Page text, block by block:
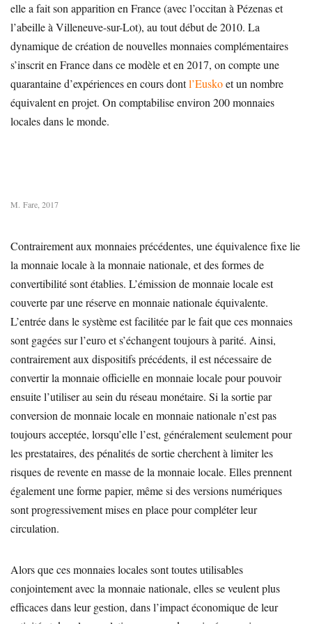
elle a fait son apparition en France (avec l’occitan à Pézenas et
l’abeille à Villeneuve-sur-Lot), au tout début de 2010. La
dynamique de création de nouvelles monnaies complémentaires
s’inscrit en France dans ce modèle et en 2017, on compte une
quarantaine d’expériences en cours dontl’Euskoet un nombre
équivalent en projet. On comptabilise environ 200 monnaies
locales dans le monde.
M. Fare, 2017
Contrairement aux monnaies précédentes, une équivalence fixe lie
la monnaie locale à la monnaie nationale, et des formes de
convertibilité sont établies. L’émission de monnaie locale est
couverte par une réserve en monnaie nationale équivalente.
L’entrée dans le système est facilitée par le fait que ces monnaies
sont gagées sur l’euro et s’échangent toujours à parité. Ainsi,
contrairement aux dispositifs précédents, il est nécessaire de
convertir la monnaie officielle en monnaie locale pour pouvoir
ensuite l’utiliser au sein du réseau monétaire. Si la sortie par
conversion de monnaie locale en monnaie nationale n’est pas
toujours acceptée, lorsqu’elle l’est, généralement seulement pour
les prestataires, des pénalités de sortie cherchent à limiter les
risques de revente en masse de la monnaie locale. Elles prennent
également une forme papier, même si des versions numériques
sont progressivement mises en place pour compléter leur
circulation.
Alors que ces monnaies locales sont toutes utilisables
conjointement avec la monnaie nationale, elles se veulent plus
efficaces dans leur gestion, dans l’impact économique de leur